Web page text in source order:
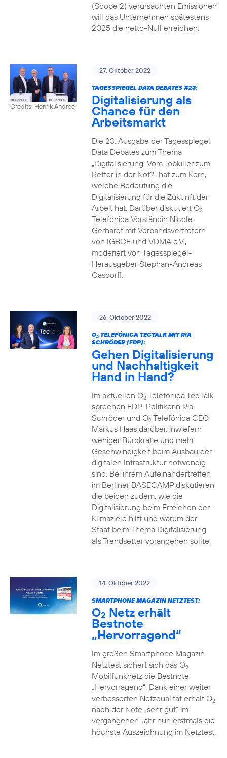
(Scope 2) verursachten Emissionen
will das Unternehmen spätestens
2025 die netto-Null erreichen.
Credits: Henrik Andree
27. Oktober 2022
TAGESSPIEGEL DATA DEBATES #23:
Digitalisierung als
Chance für den
Arbeitsmarkt
Die 23. Ausgabe der Tagesspiegel
Data Debates zum Thema
„Digitalisierung: Vom Jobkiller zum
Retter in der Not?“ hat zum Kern,
welche Bedeutung die
Digitalisierung für die Zukunft der
Arbeit hat. Darüber diskutiert O2
Telefónica Vorständin Nicole
Gerhardt mit Verbandsvertretern
von IGBCE und VDMA e.V.,
moderiert von Tagesspiegel-
Herausgeber Stephan-Andreas
Casdorff.
26. Oktober 2022
O2TELEFÓNICA TECTALK MIT RIA
SCHRÖDER (FDP):
Gehen Digitalisierung
und Nachhaltigkeit
Hand in Hand?
Im aktuellen O2Telefónica TecTalk
sprechen FDP-Politikerin Ria
Schröder und O2Telefónica CEO
Markus Haas darüber, inwiefern
weniger Bürokratie und mehr
Geschwindigkeit beim Ausbau der
digitalen Infrastruktur notwendig
sind. Bei ihrem Aufeinandertreffen
im Berliner BASECAMP diskutieren
die beiden zudem, wie die
Digitalisierung beim Erreichen der
Klimaziele hilft und warum der
Staat beim Thema Digitalisierung
als Trendsetter vorangehen sollte.
14. Oktober 2022
SMARTPHONE MAGAZIN NETZTEST:
O2 Netz erhält
Bestnote
„Hervorragend“
Im großen Smartphone Magazin
Netztest sichert sich das O2
Mobilfunknetz die Bestnote
„Hervorragend“. Dank einer weiter
verbesserten Netzqualität erhält O2
nach der Note „sehr gut“ im
vergangenen Jahr nun erstmals die
höchste Auszeichnung im Netztest.